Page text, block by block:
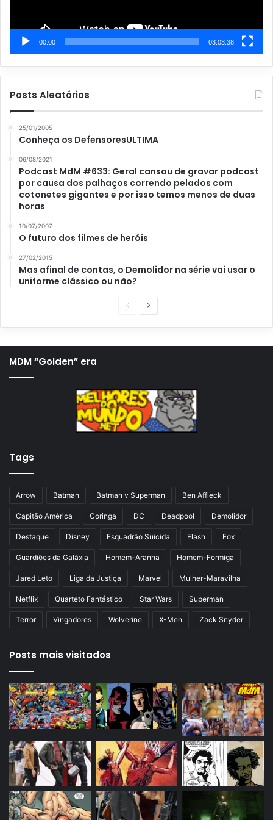
00:00 03:03:38
Posts Aleatórios
25/01/2005
Conheça os DefensoresULTIMA
06/08/2021
Podcast MdM #633: Geral cansou de gravar podcast
por causa dos palhaços correndo pelados com
cotonetes gigantes e por isso temos menos de duas
horas
10/07/2007
O futuro dos filmes de heróis
27/02/2015
Mas afinal de contas, o Demolidor na série vai usar o
uniforme clássico ou não?
a
a
n
m
a
p
n
MDM “Golden” era
Tags
Arrow Batman Batman v Superman Ben Affleck
Capitão América Coringa DC Deadpool Demolidor
Destaque Disney Esquadrão Suicida Flash Fox
Guardiões da Galáxia Homem-Aranha Homem-Formiga
Jared Leto Liga da Justiça Marvel Mulher-Maravilha
Netflix Quarteto Fantástico Star Wars Superman
Terror Vingadores Wolverine X-Men Zack Snyder
Posts mais visitados